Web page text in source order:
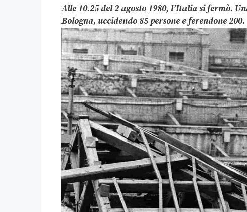
Alle 10.25 del 2 agosto 1980, l’Italia si fermò.
Bologna, uccidendo 85 persone e ferendone 200.